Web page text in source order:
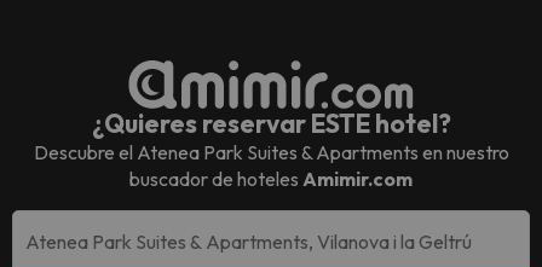
¿Quieres reservar ESTE hotel?
Descubre el Atenea Park Suites & Apartments en nuestro
buscador de hoteles Amimir.com